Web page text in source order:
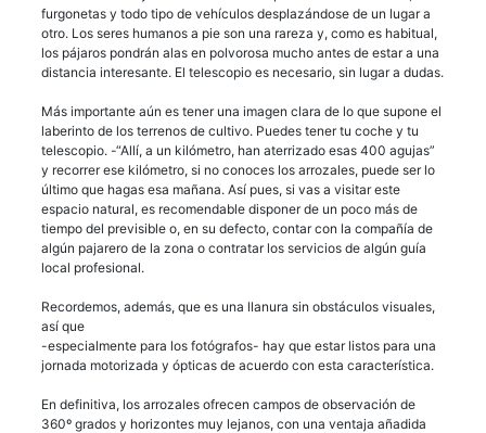
furgonetas y todo tipo de vehículos desplazándose de un lugar a
otro. Los seres humanos a pie son una rareza y, como es habitual,
los pájaros pondrán alas en polvorosa mucho antes de estar a una
distancia interesante. El telescopio es necesario, sin lugar a dudas.
Más importante aún es tener una imagen clara de lo que supone el
laberinto de los terrenos de cultivo. Puedes tener tu coche y tu
telescopio. -“Allí, a un kilómetro, han aterrizado esas 400 agujas”
y recorrer ese kilómetro, si no conoces los arrozales, puede ser lo
último que hagas esa mañana. Así pues, si vas a visitar este
espacio natural, es recomendable disponer de un poco más de
tiempo del previsible o, en su defecto, contar con la compañía de
algún pajarero de la zona o contratar los servicios de algún guía
local profesional.
Recordemos, además, que es una llanura sin obstáculos visuales,
así que
-especialmente para los fotógrafos- hay que estar listos para una
jornada motorizada y ópticas de acuerdo con esta característica.
En definitiva, los arrozales ofrecen campos de observación de
360º grados y horizontes muy lejanos, con una ventaja añadida